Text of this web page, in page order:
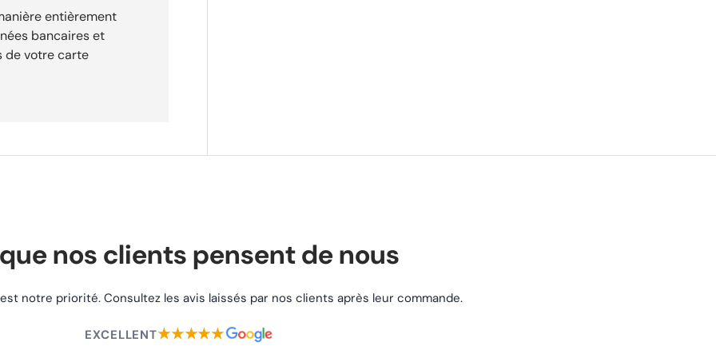
neuf dans son
Service
pour vous
entièrement
bancaires et
de votre carte
nos clients pensent de nous
notre priorité. Consultez les avis laissés par nos clients après leur commande.
EXCELLENT★★★★★